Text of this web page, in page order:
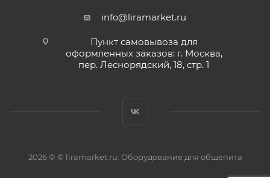
info@liramarket.ru
Пункт самовывоза для
оформленных заказов: г. Москва,
пер. Леснорядский, 18, стр. 1
2026 © © liramarket.ru: Оборудование для общепита